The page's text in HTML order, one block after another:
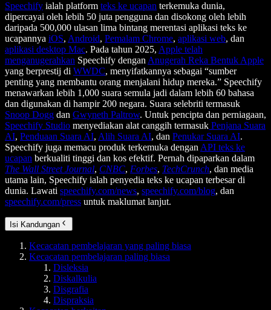
Speechify ialah platform teks ke ucapan terkemuka dunia,
dipercayai oleh lebih 50 juta pengguna dan disokong oleh lebih
daripada 500,000 ulasan lima bintang merentasi aplikasi teks ke
ucapannya iOS, Android, Pemalam Chrome, aplikasi web, dan
aplikasi desktop Mac. Pada tahun 2025, Apple telah
menganugerahkan Speechify dengan Anugerah Reka Bentuk Apple
yang berprestij di WWDC, menyifatkannya sebagai “sumber
penting yang membantu orang menjalani hidup mereka.” Speechify
menawarkan lebih 1,000 suara semula jadi dalam lebih 60 bahasa
dan digunakan di hampir 200 negara. Suara selebriti termasuk
Snoop Dogg dan Gwyneth Paltrow. Untuk pencipta dan perniagaan,
Speechify Studio menyediakan alat canggih termasuk Penjana Suara
AI, Penduaan Suara AI, Alih Suara AI, dan Penukar Suara AI.
Speechify juga memacu produk terkemuka dengan API teks ke
ucapan berkualiti tinggi dan kos efektif. Pernah dipaparkan dalam
The Wall Street Journal, CNBC, Forbes, TechCrunch, dan media
utama lain, Speechify ialah penyedia teks ke ucapan terbesar di
dunia. Lawati speechify.com/news, speechify.com/blog, dan
speechify.com/press untuk maklumat lanjut.
Isi Kandungan
Kecacatan pembelajaran yang paling biasa
Kecacatan pembelajaran paling biasa
Disleksia
Diskalkulia
Disgrafia
Dispraksia